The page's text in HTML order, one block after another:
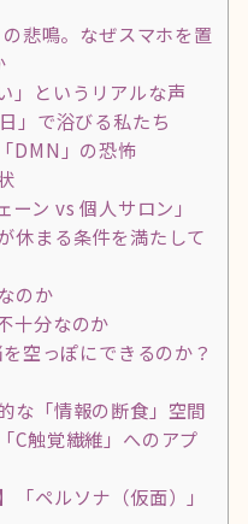
悲鳴。なぜスマホを置
」というリアルな声
」で浴びる私たち
DMN」の恐怖
ン vs 個人サロン」
休まる条件を満たして
のか
十分なのか
空っぽにできるのか？
な「情報の断食」空間
C触覚繊維」へのアプ
ペルソナ（仮面）」